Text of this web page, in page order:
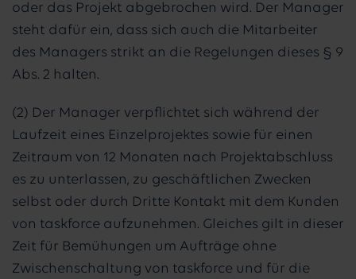
oder das Projekt abgebrochen wird. Der Manager
steht dafür ein, dass sich auch die Mitarbeiter
des Managers strikt an die Regelungen dieses § 9
Abs. 2 halten.
(2) Der Manager verpflichtet sich während der
Laufzeit eines Einzelprojektes sowie für einen
Zeitraum von 12 Monaten nach Projektabschluss
es zu unterlassen, zu geschäftlichen Zwecken
selbst oder durch Dritte Kontakt mit dem Kunden
von taskforce aufzunehmen. Gleiches gilt in dieser
Zeit für Bemühungen um Aufträge ohne
Zwischenschaltung von taskforce und für die